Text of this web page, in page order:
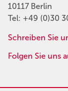
10117 Berlin
Tel: +49 (0)30
Schreiben Sie
Folgen Sie uns